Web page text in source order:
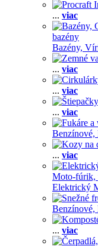
... viac
bazény
Bazény,
... viac
... viac
... viac
Benzínové,
... viac
Moto-fúrik,
Elektrický
Benzínové,
... viac